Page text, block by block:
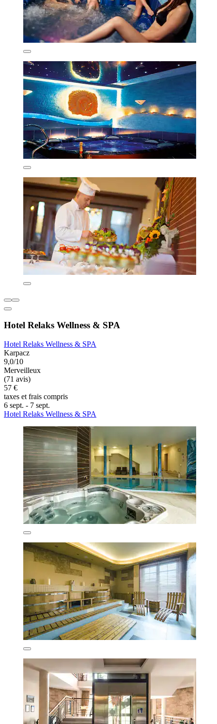
Hotel Relaks Wellness & SPA
Hotel Relaks Wellness & SPA
Karpacz
9,0/10
Merveilleux
(71 avis)
57 €
taxes et frais compris
6 sept. - 7 sept.
Hotel Relaks Wellness & SPA